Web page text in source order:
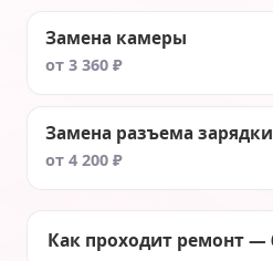
Замена камеры
от 3 360 ₽
Замена разъема зарядки
от 4 200 ₽
Как проходит ремонт —